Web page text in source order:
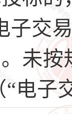
子交
未按
电子